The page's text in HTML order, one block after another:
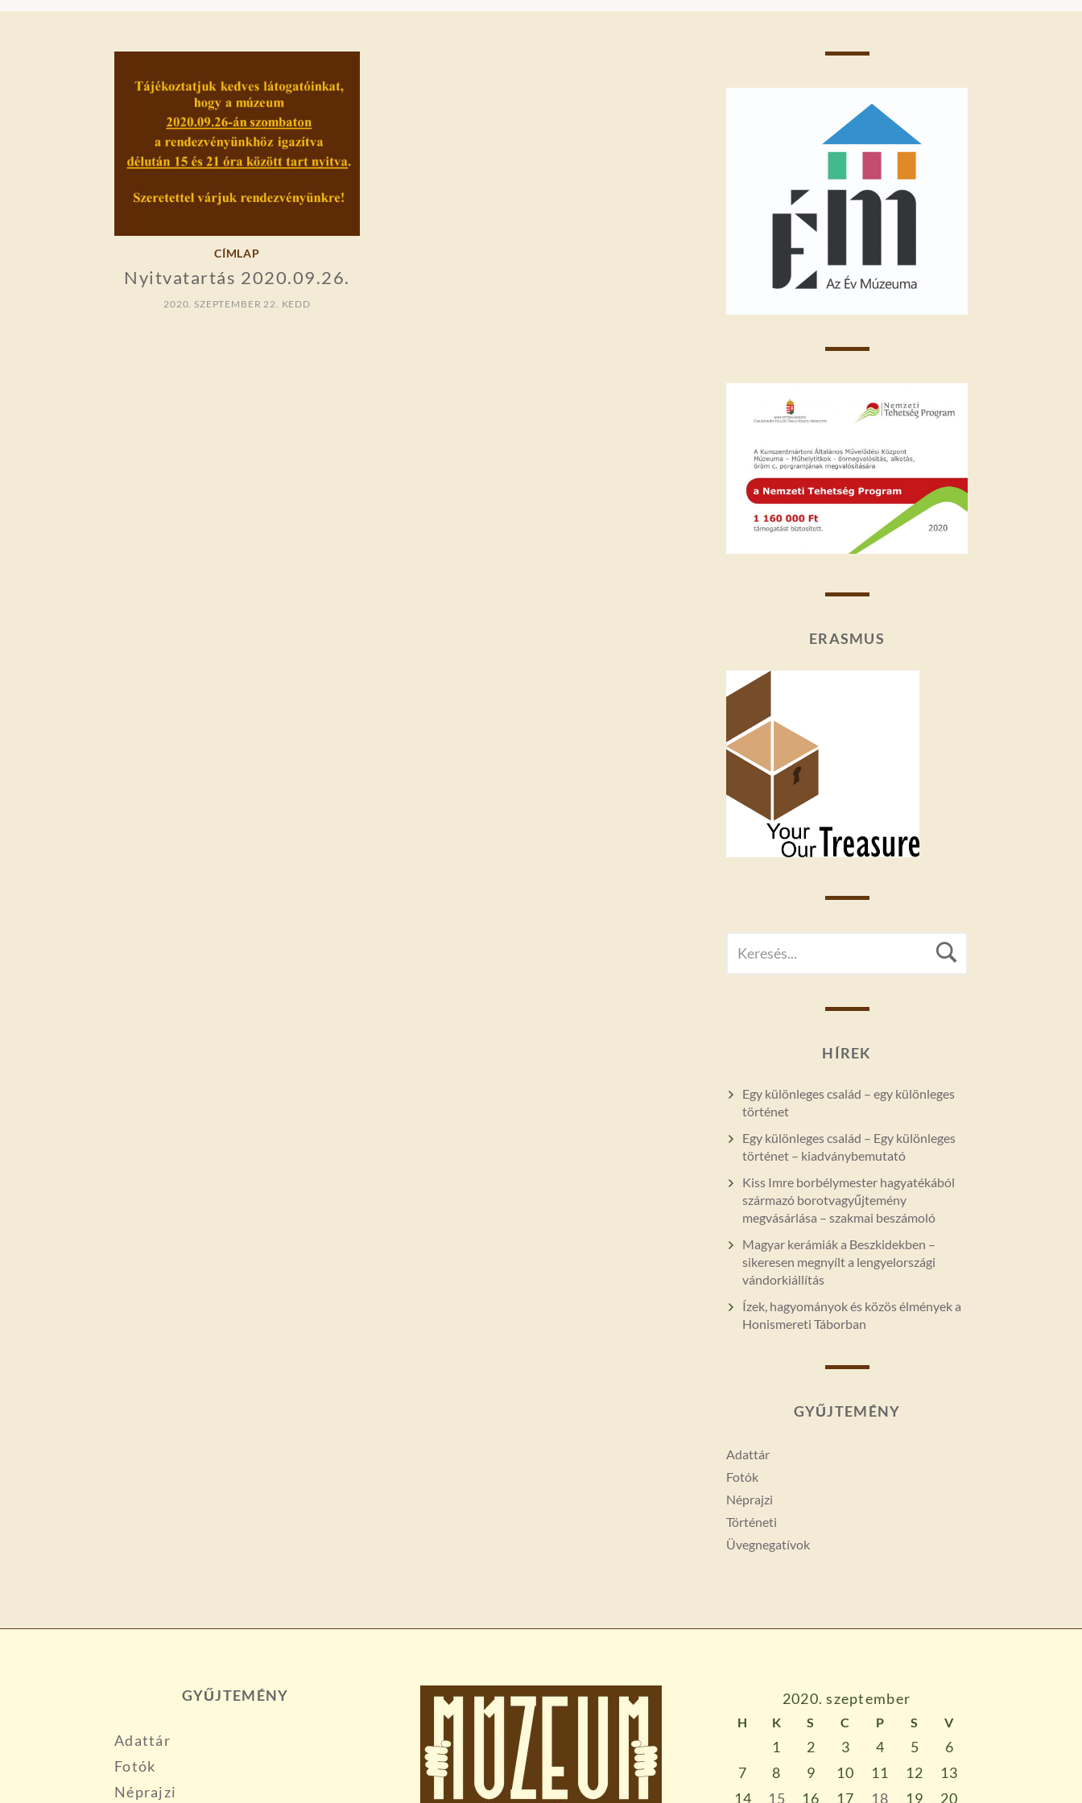
CÍMLAP
Nyitvatartás 2020.09.26.
2020. SZEPTEMBER 22. KEDD
ERASMUS
FOR:
HÍREK
Egy különleges család – egy különleges
történet
Egy különleges család – Egy különleges
történet – kiadványbemutató
Kiss Imre borbélymester hagyatékából
származó borotvagyűjtemény
megvásárlása – szakmai beszámoló
Magyar kerámiák a Beszkidekben –
sikeresen megnyílt a lengyelországi
vándorkiállítás
Ízek, hagyományok és közös élmények a
Honismereti Táborban
GYŰJTEMÉNY
Adattár
Fotók
Néprajzi
Történeti
Üvegnegatívok
GYŰJTEMÉNY
Adattár
Fotók
Néprajzi
2020. szeptember
H K S C P S V
1 2 3 4 5
6
7
8 9 10 11 12
13
14
15 16 17 18 19 20